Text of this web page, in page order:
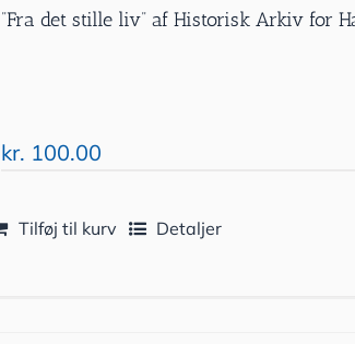
”Fra det stille liv” af Historisk Arkiv for
kr. 100.00
Tilføj til kurv Detaljer